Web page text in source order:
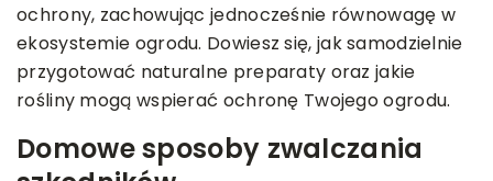
ochrony, zachowując jednocześnie równowagę w
ekosystemie ogrodu. Dowiesz się, jak samodzielnie
przygotować naturalne preparaty oraz jakie
rośliny mogą wspierać ochronę Twojego ogrodu.
Domowe sposoby zwalczania